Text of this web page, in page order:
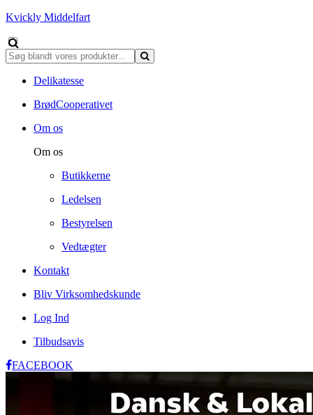
Kvickly Middelfart
Delikatesse
BrødCooperativet
Om os
Om os
Butikkerne
Ledelsen
Bestyrelsen
Vedtægter
Kontakt
Bliv Virksomhedskunde
Log Ind
Tilbudsavis
FACEBOOK